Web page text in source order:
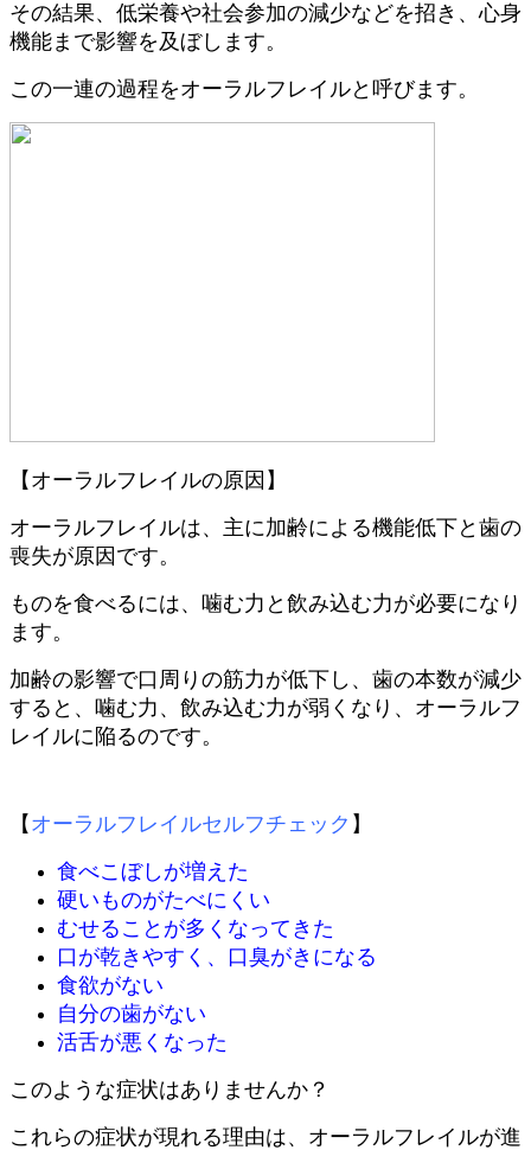
その結果、低栄養や社会参加の減少などを招き、心身
機能まで影響を及ぼします。
この一連の過程をオーラルフレイルと呼びます。
【オーラルフレイルの原因】
オーラルフレイルは、主に加齢による機能低下と歯の
喪失が原因です。
ものを食べるには、噛む力と飲み込む力が必要になり
ます。
加齢の影響で口周りの筋力が低下し、歯の本数が減少
すると、噛む力、飲み込む力が弱くなり、オーラルフ
レイルに陥るのです。
【 オーラルフレイルセルフチェック 】
食べこぼしが増えた
硬いものがたべにくい
むせることが多くなってきた
口が乾きやすく、口臭がきになる
食欲がない
自分の歯がない
活舌が悪くなった
このような症状はありませんか？
これらの症状が現れる理由は、オーラルフレイルが進